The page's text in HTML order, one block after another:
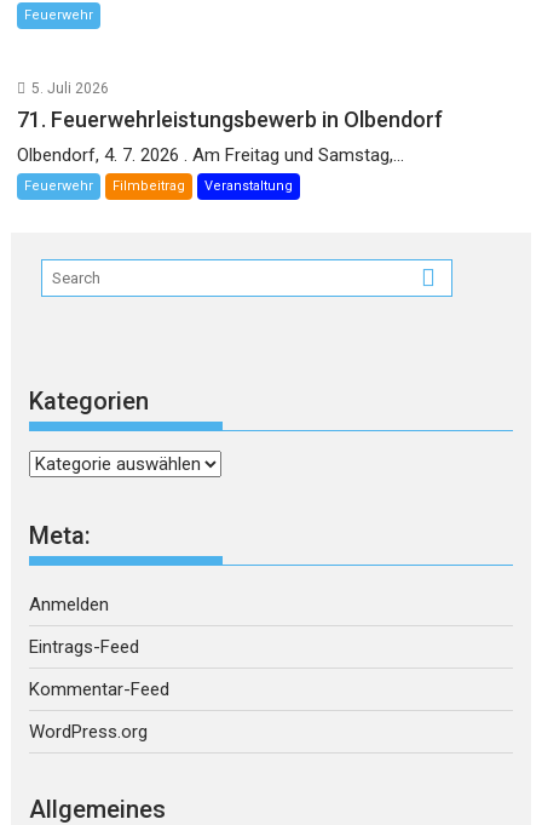
Feuerwehr
5. Juli 2026
71. Feuerwehrleistungsbewerb in Olbendorf
Olbendorf, 4. 7. 2026 . Am Freitag und Samstag,...
Feuerwehr Filmbeitrag Veranstaltung
Kategorien
Kategorien
Meta:
Anmelden
Eintrags-Feed
Kommentar-Feed
WordPress.org
Allgemeines